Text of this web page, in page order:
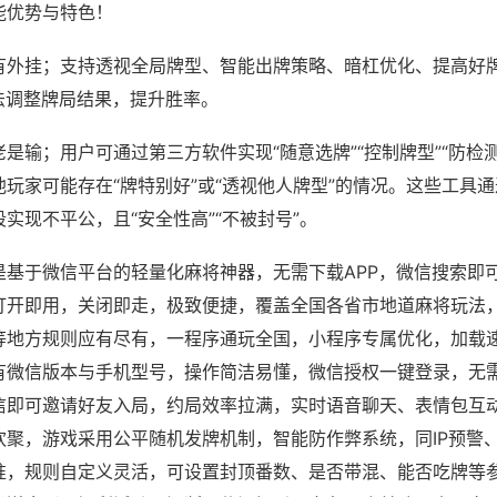
势与特色！
挂；支持透视全局牌型、智能出牌策略、暗杠优化、提高好
整牌局结果，提升胜率。
输；用户可通过第三方软件实现“随意选牌”“控制牌型”“防检
家可能存在“牌特别好”或“透视他人牌型”的情况。这些工具
现不平公，且“安全性高”“不被封号”。
于微信平台的轻量化麻将神器，无需下载APP，微信搜索即
即用，关闭即走，极致便捷，覆盖全国各省市地道麻将玩法
方规则应有尽有，一程序通玩全国，小程序专属优化，加载
信版本与手机型号，操作简洁易懂，微信授权一键登录，无
可邀请好友入局，约局效率拉满，实时语音聊天、表情包互
，游戏采用公平随机发牌机制，智能防作弊系统，同IP预警
规则自定义灵活，可设置封顶番数、是否带混、能否吃牌等